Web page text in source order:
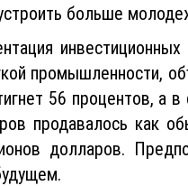
больше
промышленности,
56 процентов, а
продавалось как
долларов.